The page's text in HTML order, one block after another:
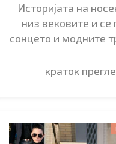
Историјата на
низ вековите и
сонцето и модните
краток